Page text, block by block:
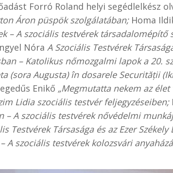
Forró Roland helyi segédlelkész
Áron püspök szolgálatában;Homa
– A szociális testvérek társadalomépítő
Nóra A Szociális Testvérek
– Katolikus nőmozgalmi lapok a 20.
(sora Augusta) în dosarele Securității
Enikő „Megmutatta nekem az élet
Lidia szociális testvér feljegyzéseiben;
– A szociális testvérek nővédelmi
Testvérek Társasága és az Ezer Székely
A szociális testvérek kolozsvári